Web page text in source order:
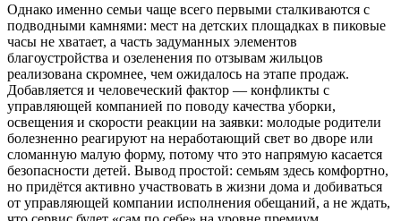
Однако именно семьи чаще всего первыми сталкиваются с
подводными камнями: мест на детских площадках в пиковые
часы не хватает, а часть задуманных элементов
благоустройства и озеленения по отзывам жильцов
реализована скромнее, чем ожидалось на этапе продаж.
Добавляется и человеческий фактор — конфликты с
управляющей компанией по поводу качества уборки,
освещения и скорости реакции на заявки: молодые родители
болезненно реагируют на неработающий свет во дворе или
сломанную малую форму, потому что это напрямую касается
безопасности детей. Вывод простой: семьям здесь комфортно,
но придётся активно участвовать в жизни дома и добиваться
от управляющей компании исполнения обещаний, а не ждать,